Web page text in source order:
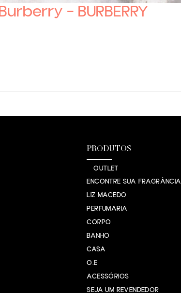
– BURBERRY
PRODUTOS
OUTLET
ENCONTRE SUA FRAGRÂNCIA
LIZ MACEDO
PERFUMARIA
CORPO
BANHO
CASA
O.E
ACESSÓRIOS
SEJA UM REVENDEDOR